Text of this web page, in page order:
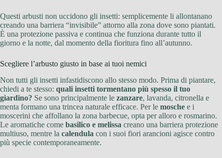
Questi arbusti non uccidono gli insetti: semplicemente li allontanano
creando una barriera “invisibile” attorno alla zona dove sono piantati.
È una protezione passiva e continua che funziona durante tutto il
giorno e la notte, dal momento della fioritura fino all’autunno.
Scegliere l’arbusto giusto in base ai tuoi nemici
Non tutti gli insetti infastidiscono allo stesso modo. Prima di piantare,
chiedi a te stesso: quali insetti tormentano più spesso il tuo
giardino? Se sono principalmente le zanzare, lavanda, citronella e
menta formano una trincea naturale efficace. Per le mosche e i
moscerini che affollano la zona barbecue, opta per alloro e rosmarino.
Le aromatiche come basilico e melissa creano una barriera protezione
multiuso, mentre la calendula con i suoi fiori arancioni agisce contro
più specie contemporaneamente.